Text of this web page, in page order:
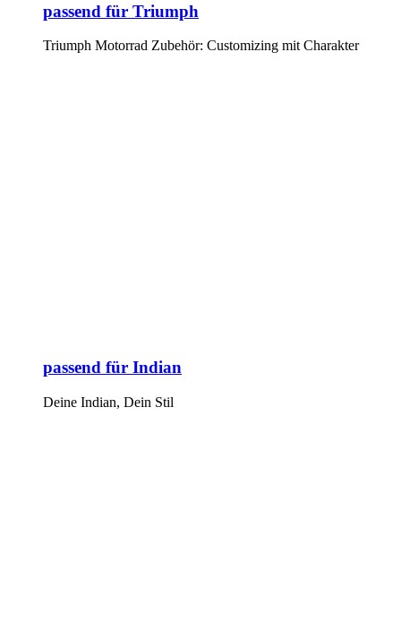
passend für Triumph
Triumph Motorrad Zubehör: Customizing mit Charakter
passend für Indian
Deine Indian, Dein Stil